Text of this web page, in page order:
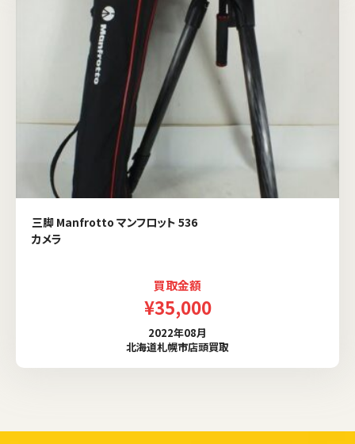
三脚 Manfrotto マンフロット 536
カメラ
買取金額
¥35,000
2022年08月
北海道札幌市店頭買取